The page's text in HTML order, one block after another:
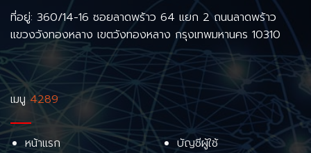
ที่อยู่: 360/14-16 ซอยลาดพร้าว 64 แยก 2 ถนนลาดพร้าว
แขวงวังทองหลาง เขตวังทองหลาง กรุงเทพมหานคร 10310
เมนู4289
หน้าแรก
บัญชีผู้ใช้